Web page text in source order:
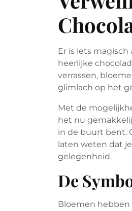
Er is iets
heerlijke
verrassen,
glimlach op het
Met de
het nu
in de buurt bent.
laten weten dat
gelegenheid.
De
Bloemen hebben